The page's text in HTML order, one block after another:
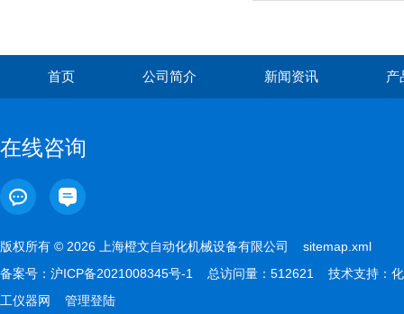
首页 公司简介 新闻资讯 产
在线咨询
版权所有 © 2026 上海橙文自动化机械设备有限公司 sitemap.xml
备案号： 沪ICP备2021008345号-1 总访问量：512621 技术支持： 化
工仪器网
管理登陆